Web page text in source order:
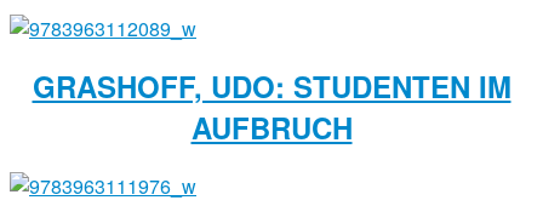
GRASHOFF, UDO: STUDENTEN IM
AUFBRUCH